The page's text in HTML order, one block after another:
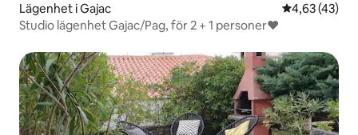
Lägenhet i Gajac 4,63 av 5 i
4,63 (43)
Studio lägenhet Gajac/Pag, för 2 + 1 personer❤️